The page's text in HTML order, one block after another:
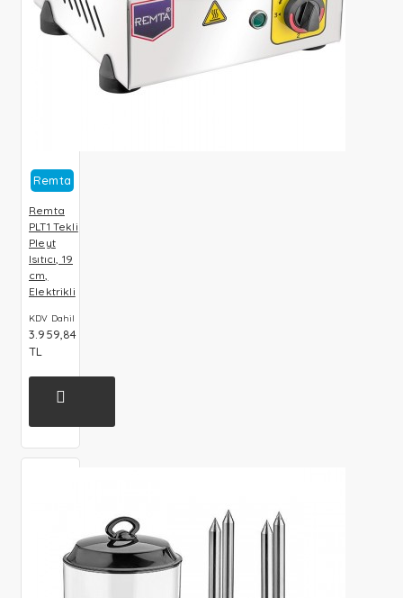
Remta
Remta
PLT1 Tekli
Pleyt
Isıtıcı, 19
cm,
Elektrikli
KDV Dahil
3.959,84
TL